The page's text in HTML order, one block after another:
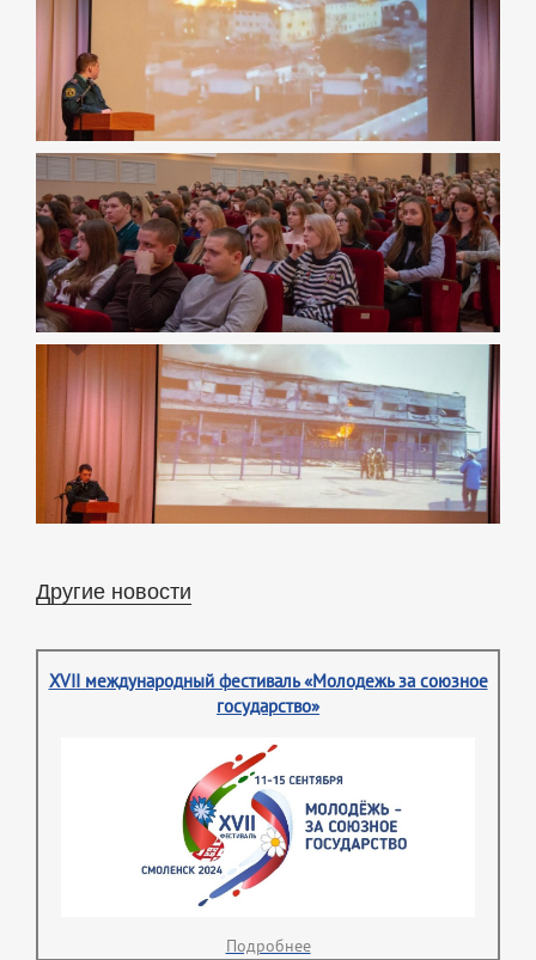
Другие новости
XVII международный фестиваль «Молодежь за союзное
государство»
Подробнее